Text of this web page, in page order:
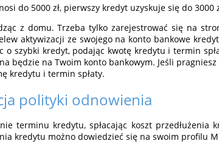
do 5000 zł, pierwszy kredyt uzyskuje się do 3000
z domu. Trzeba tylko zarejestrować się na
aktywizacji ze swojego na konto bankowe
o szybki kredyt, podając kwotę kredytu i termin
będzie na Twoim konto bankowym. Jeśli
kredytu i termin spłaty.
polityki odnowienia
terminu kredytu, spłacając koszt przedłużenia
kredytu możno dowiedzieć się na swoim profilu